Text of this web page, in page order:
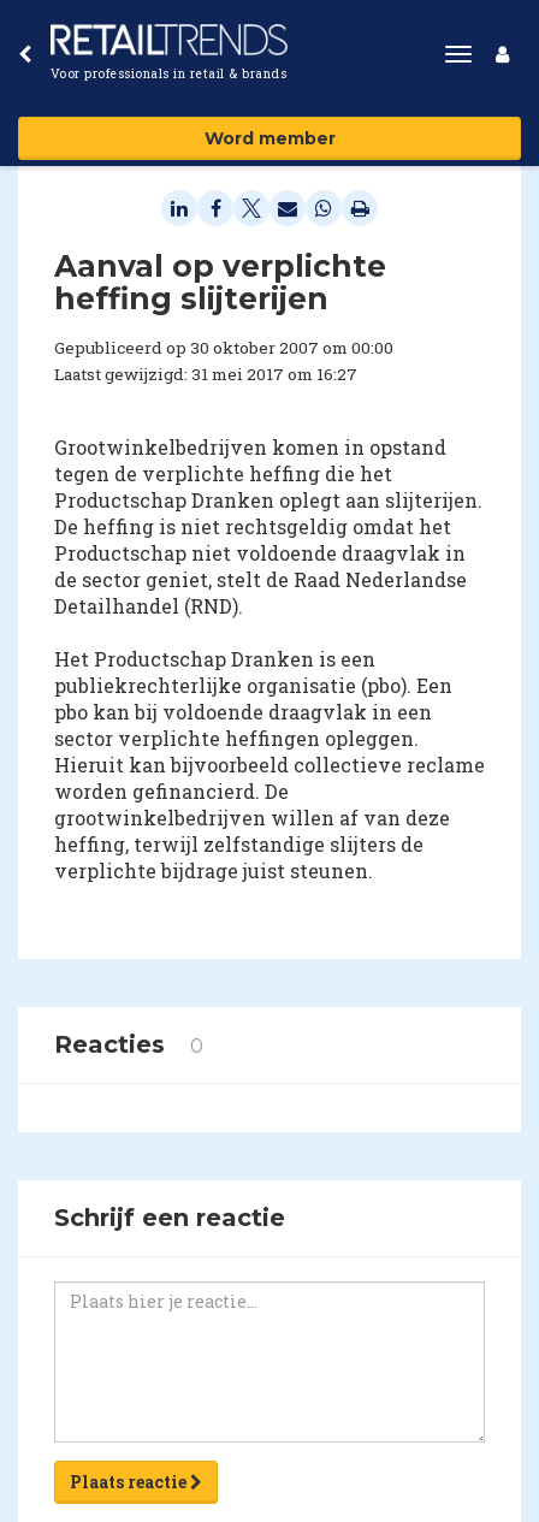
Voor professionals in retail & brands
Toggle
Word member
Aanval op verplichte
heffing slijterijen
Gepubliceerd op 30 oktober 2007 om 00:00
Laatst gewijzigd: 31 mei 2017 om 16:27
Grootwinkelbedrijven komen in opstand
tegen de verplichte heffing die het
Productschap Dranken oplegt aan slijterijen.
De heffing is niet rechtsgeldig omdat het
Productschap niet voldoende draagvlak in
de sector geniet, stelt de Raad Nederlandse
Detailhandel (RND).
Het Productschap Dranken is een
publiekrechterlijke organisatie (pbo). Een
pbo kan bij voldoende draagvlak in een
sector verplichte heffingen opleggen.
Hieruit kan bijvoorbeeld collectieve reclame
worden gefinancierd. De
grootwinkelbedrijven willen af van deze
heffing, terwijl zelfstandige slijters de
verplichte bijdrage juist steunen.
Reacties 0
Schrijf een reactie
Plaats reactie